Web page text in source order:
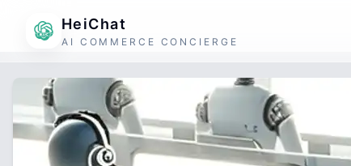
HeiChat
AI COMMERCE CONCIERGE